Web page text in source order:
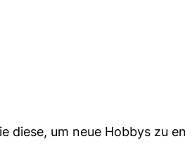
diese, um neue Hobbys zu